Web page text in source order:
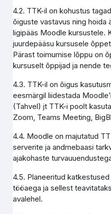
4.2. TTK-il on kohustus
õiguste vastavus ning hoida
ligipääs Moodle kursustele.
juurdepääsu kursusele
Pärast toimumise lõppu on
kursuselt õppijad ja nende
4.3. TTK-il on õigus
eesmärgil liidestada
(Tahvel) jt TTK-i poolt
Zoom, Teams Meeting,
4.4. Moodle on majutatud
serverite ja andmebaasi
ajakohaste
4.5. Planeeritud
tööaega ja sellest
avalehel.